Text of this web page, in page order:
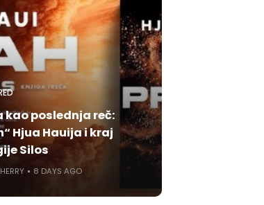
kao poslednja reč:
Hjua Hauija i kraj
Silos
8 DAYS AGO